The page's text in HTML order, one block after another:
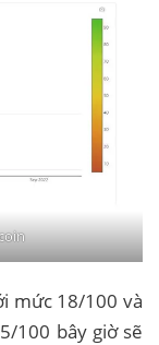
mức 18/100 và
100 bây giờ sẽ